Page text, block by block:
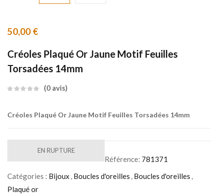
50,00 €
Créoles Plaqué Or Jaune Motif Feuilles
Torsadées 14mm
0 avis
Créoles Plaqué Or Jaune Motif Feuilles Torsadées 14mm
EN RUPTURE
Référence: 781371
Catégories : Bijoux , Boucles d'oreilles , Boucles d'oreilles ,
Plaqué or